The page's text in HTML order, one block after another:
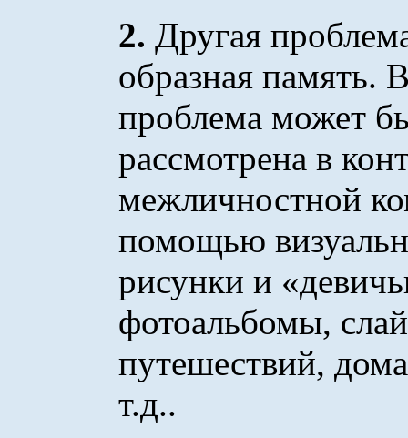
2. Другая
образная память.
проблема может
рассмотрена в
межличностной
помощью
рисунки и
фотоальбомы,
путешествий,
т.д..